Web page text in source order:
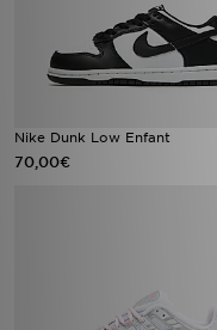
Nike Dunk Low Enfant
70,00€